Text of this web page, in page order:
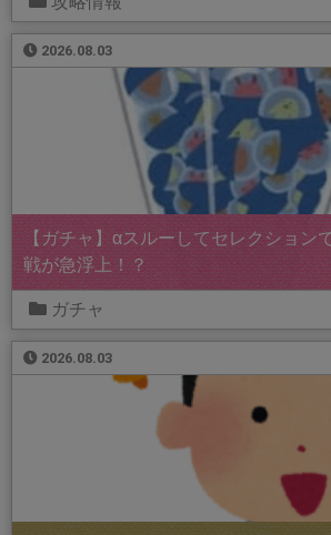
2026.08.03
【ガチャ】αスルーしてセレクション
戦が急浮上！？
ガチャ
2026.08.03